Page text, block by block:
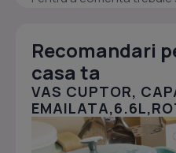
Recomandari
casa ta
VAS CUPTOR,